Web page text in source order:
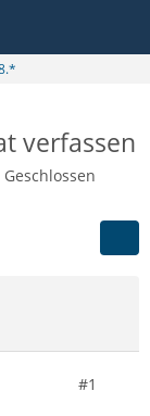
verfassen
Geschlossen
#1